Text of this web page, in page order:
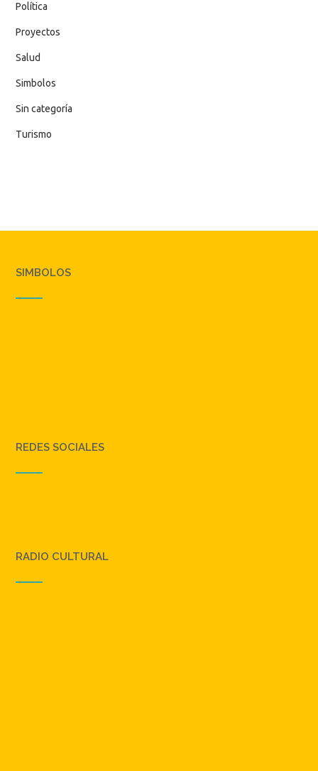
Política
Proyectos
Salud
Simbolos
Sin categoría
Turismo
SIMBOLOS
REDES SOCIALES
RADIO CULTURAL